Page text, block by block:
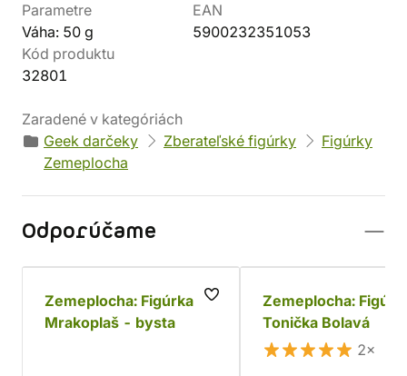
Parametre
Váha: 50 g
EAN
5900232351053
Kód produktu
32801
Zaradené v kategóriách
Geek darčeky
Zberateľské figúrky
Figúrky
Zemeplocha
Odporúčame
Zemeplocha: Figúrka
Mrakoplaš - bysta
Zemeplocha:
Tonička Bolavá
2×